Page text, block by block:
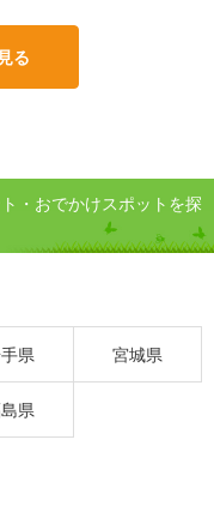
る
・おでかけスポットを探
県 宮城県
県